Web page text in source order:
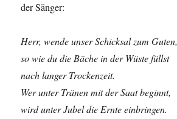
der Sänger:
Herr, wende unser Schicksal zum Guten,
so wie du die Bäche in der Wüste füllst
nach langer Trockenzeit.
Wer unter Tränen mit der Saat beginnt,
wird unter Jubel die Ernte einbringen.